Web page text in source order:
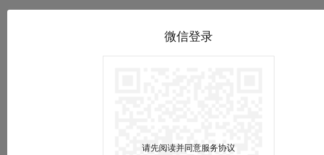
微信登录
请先阅读并同意服务协议